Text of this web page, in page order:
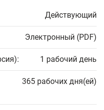
Действующий
Электронный (PDF)
1 рабочий день
365 рабочих дня(ей)